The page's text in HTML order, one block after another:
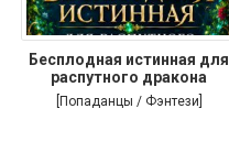
Бесплодная истинная для
распутного дракона
[Попаданцы / Фэнтези]